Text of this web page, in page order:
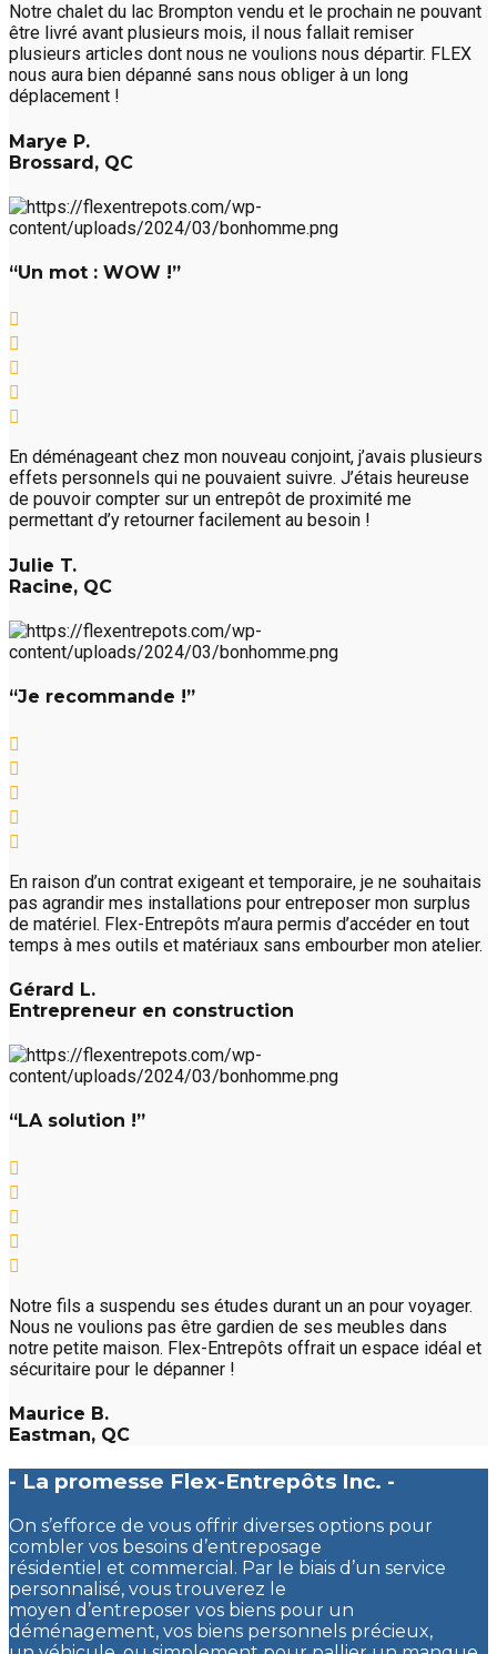
Notre chalet du lac Brompton vendu et le prochain ne pouvant
être livré avant plusieurs mois, il nous fallait remiser
plusieurs articles dont nous ne voulions nous départir. FLEX
nous aura bien dépanné sans nous obliger à un long
déplacement !
Marye P.
Brossard, QC
“Un mot : WOW !”
En déménageant chez mon nouveau conjoint, j’avais plusieurs
effets personnels qui ne pouvaient suivre. J’étais heureuse
de pouvoir compter sur un entrepôt de proximité me
permettant d’y retourner facilement au besoin !
Julie T.
Racine, QC
“Je recommande !”
En raison d’un contrat exigeant et temporaire, je ne souhaitais
pas agrandir mes installations pour entreposer mon surplus
de matériel. Flex-Entrepôts m’aura permis d’accéder en tout
temps à mes outils et matériaux sans embourber mon atelier.
Gérard L.
Entrepreneur en construction
“LA solution !”
Notre fils a suspendu ses études durant un an pour voyager.
Nous ne voulions pas être gardien de ses meubles dans
notre petite maison. Flex-Entrepôts offrait un espace idéal et
sécuritaire pour le dépanner !
Maurice B.
Eastman, QC
- La promesse Flex-Entrepôts Inc. -
On s’efforce de vous offrir diverses options pour
combler vos besoins d’entreposage
résidentiel et commercial. Par le biais d’un service
personnalisé, vous trouverez le
moyen d’entreposer vos biens pour un
déménagement, vos biens personnels précieux,